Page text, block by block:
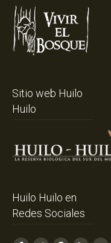
Sitio web Huilo
Huilo
Huilo Huilo en
Redes Sociales